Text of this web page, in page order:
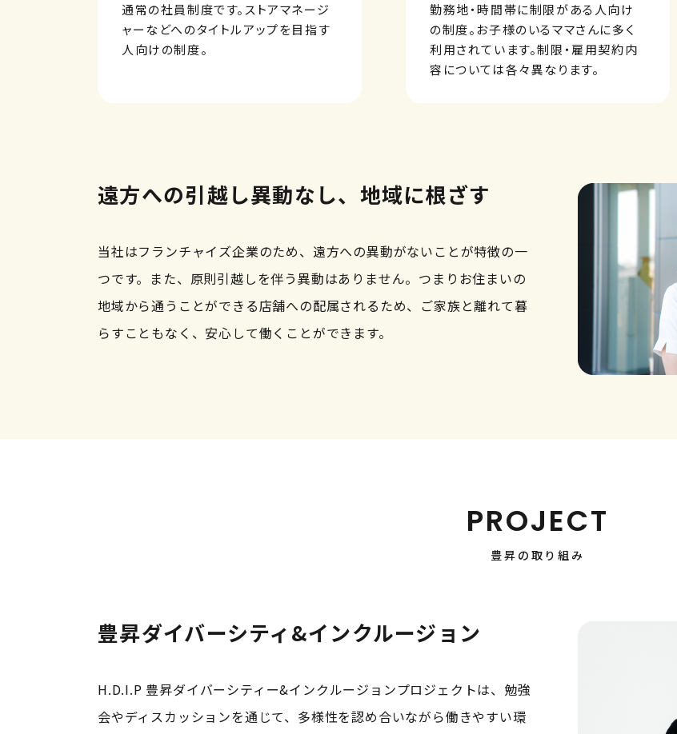
通常の社員制度です。ストアマネージ
ャーなどへのタイトルアップを目指す
人向けの制度。
勤務地・時間帯に制限がある人向け
の制度。お子様のいるママさんに多く
利用されています。制限・雇用契約内
容については各々異なります。
遠方への引越し異動なし、地域に根ざす
当社はフランチャイズ企業のため、遠方への異動がないことが特徴の一
つです。また、原則引越しを伴う異動はありません。つまりお住まいの
地域から通うことができる店舗への配属されるため、ご家族と離れて暮
らすこともなく、安心して働くことができます。
PROJECT
豊昇の取り組み
豊昇ダイバーシティ&インクルージョン
H.D.I.P 豊昇ダイバーシティー&インクルージョンプロジェクトは、勉強
会やディスカッションを通じて、多様性を認め合いながら働きやすい環